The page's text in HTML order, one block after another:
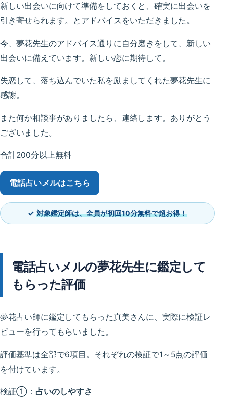
新しい出会いに向けて準備をしておくと、確実に出会いを
引き寄せられます。とアドバイスをいただきました。
今、夢花先生のアドバイス通りに自分磨きをして、新しい
出会いに備えています。新しい恋に期待して。
失恋して、落ち込んでいた私を励ましてくれた夢花先生に
感謝。
また何か相談事がありましたら、連絡します。ありがとう
ございました。
合計200分以上無料
電話占いメルはこちら
対象鑑定師は、全員が初回10分無料で超お得！
電話占いメルの夢花先生に鑑定して
もらった評価
夢花占い師に鑑定してもらった真美さんに、実際に検証レ
ビューを行ってもらいました。
評価基準は全部で6項目。それぞれの検証で1～5点の評価
を付けています。
検証①： 占いのしやすさ